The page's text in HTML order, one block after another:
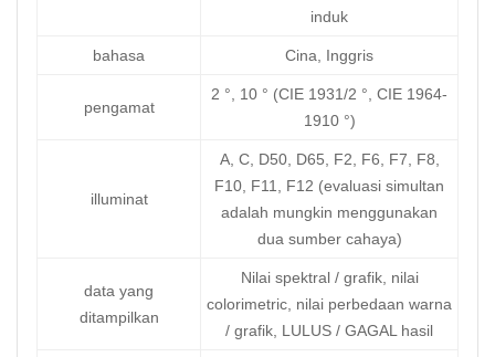
induk
bahasa Cina, Inggris
pengamat
2 °, 10 ° (CIE 1931/2 °, CIE 1964-
1910 °)
illuminat
A, C, D50, D65, F2, F6, F7, F8,
F10, F11, F12 (evaluasi simultan
adalah mungkin menggunakan
dua sumber cahaya)
data yang
ditampilkan
Nilai spektral / grafik, nilai
colorimetric, nilai perbedaan warna
/ grafik, LULUS / GAGAL hasil